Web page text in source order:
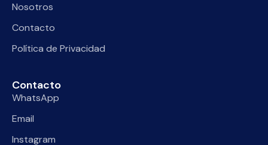
Nosotros
Contacto
Política de Privacidad
Contacto
WhatsApp
Email
Instagram